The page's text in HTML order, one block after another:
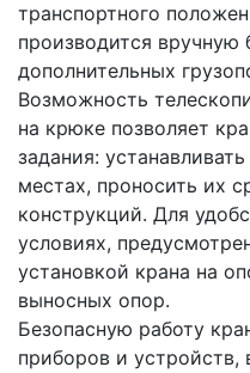
транспортного
производится вручную
дополнительных
Возможность
на крюке позволяет
задания:
местах, проносить их
конструкций. Для
условиях,
установкой крана на
выносных опор.
Безопасную работу
приборов и устройств,